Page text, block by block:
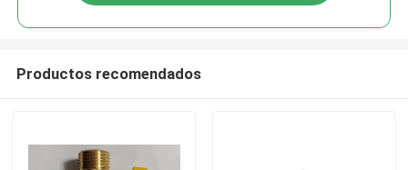
Productos recomendados